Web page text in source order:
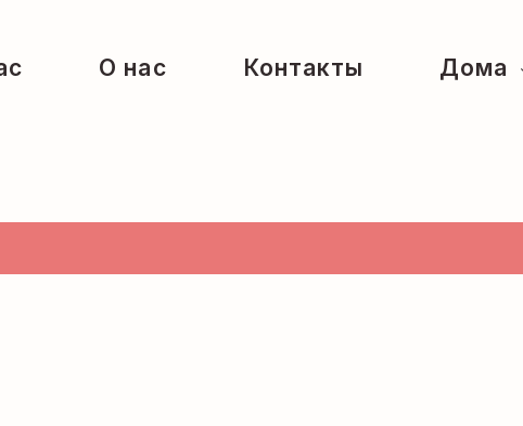
О нас Контакты Дома